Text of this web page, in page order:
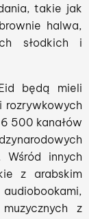
takie jak
halwa,
słodkich i
będą mieli
rozrywkowych
500 kanałów
innych
z arabskim
z